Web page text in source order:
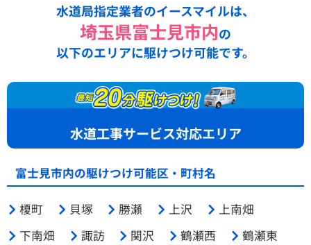
水道局指定業者のイースマイルは、
埼玉県富士見市内の
以下のエリアに駆けつけ可能です。
水道工事サービス対応エリア
富士見市内の駆けつけ可能区・町村名
榎町 貝塚 勝瀬 上沢
上南畑
下南畑
諏訪 関沢 鶴瀬西
鶴瀬東